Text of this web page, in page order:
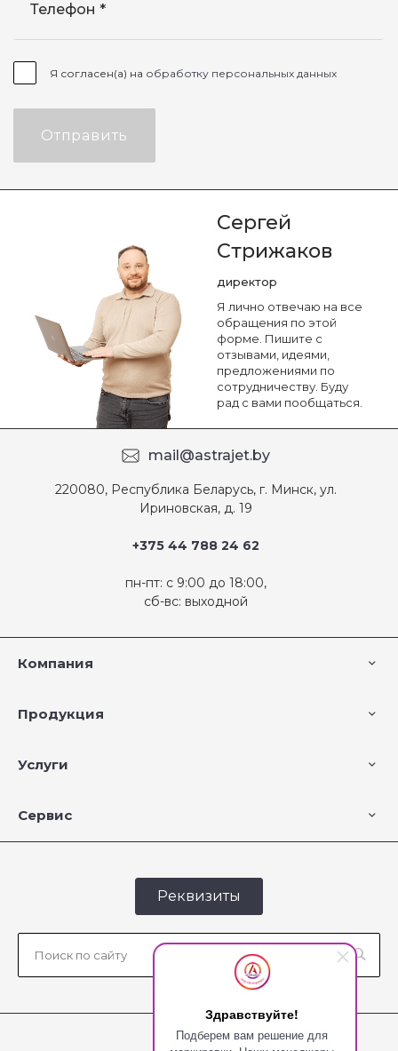
Здравствуйте!
Подберем вам решение для
Телефон
Я согласен(а) на обработку персональных данных
Отправить
Сергей
Стрижаков
директор
Я лично отвечаю на все
обращения по этой
форме. Пишите с
отзывами, идеями,
предложениями по
сотрудничеству. Буду
рад с вами пообщаться.
mail@astrajet.by
220080, Республика Беларусь, г. Минск, ул.
Ириновская, д. 19
+375 44 788 24 62
пн-пт: с 9:00 до 18:00,
сб-вс: выходной
Компания
Продукция
Услуги
Сервис
Реквизиты